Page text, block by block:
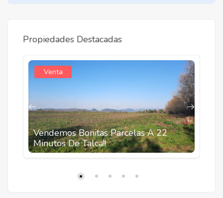
Propiedades Destacadas
Venta
Vendemos Bonitas Parcelas A 22
Minutos De Talca!!